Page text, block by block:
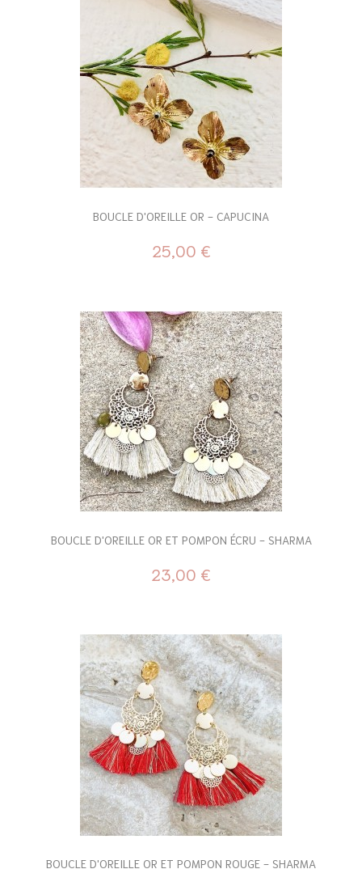
BOUCLE D'OREILLE OR - CAPUCINA
25,00 €
BOUCLE D'OREILLE OR ET POMPON ÉCRU - SHARMA
23,00 €
BOUCLE D'OREILLE OR ET POMPON ROUGE - SHARMA